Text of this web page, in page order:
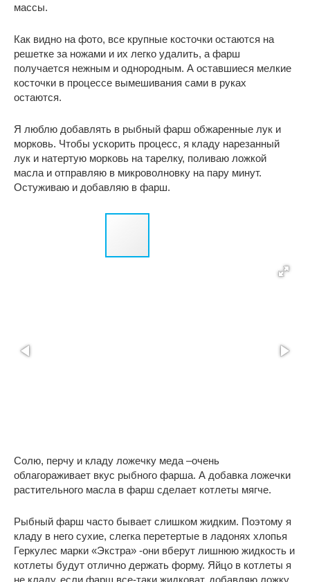
массы.
Как видно на фото, все крупные косточки остаются на
решетке за ножами и их легко удалить, а фарш
получается нежным и однородным. А оставшиеся мелкие
косточки в процессе вымешивания сами в руках
остаются.
Я люблю добавлять в рыбный фарш обжаренные лук и
морковь. Чтобы ускорить процесс, я кладу нарезанный
лук и натертую морковь на тарелку, поливаю ложкой
масла и отправляю в микроволновку на пару минут.
Остуживаю и добавляю в фарш.
Солю, перчу и кладу ложечку меда –очень
облагораживает вкус рыбного фарша. А добавка ложечки
растительного масла в фарш сделает котлеты мягче.
Рыбный фарш часто бывает слишком жидким. Поэтому я
кладу в него сухие, слегка перетертые в ладонях хлопья
Геркулес марки «Экстра» -они вберут лишнюю жидкость и
котлеты будут отлично держать форму. Яйцо в котлеты я
не кладу, если фарш все-таки жидковат, добавляю ложку